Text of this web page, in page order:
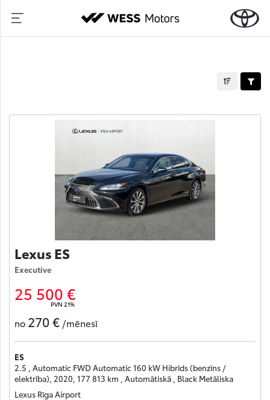
Lexus ES
Executive
25 500 €
PVN 21%
no 270 € /mēnesī
ES
2.5 , Automatic FWD Automatic 160 kW Hibrīds (benzīns /
elektrība), 2020, 177 813 km , Automātiskā , Black Metāliska
Lexus Rīga Airport